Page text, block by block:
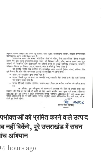
को भ्रमित करने वाले उत्पाद
नहीं बिकेंगे, पूरे उत्तराखंड में सघन
अभियान
6 hours ago